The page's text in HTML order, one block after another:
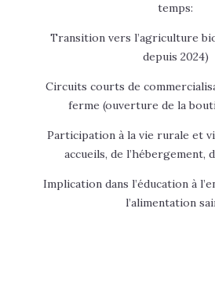
temps:
Transition vers l’agriculture
depuis 2024)
Circuits courts de
ferme (ouverture de la
Participation à la vie rurale et
accueils, de l’hébergement,
Implication dans l’éducation à
l’alimentation